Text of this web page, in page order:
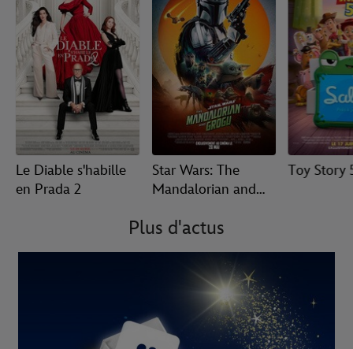
Le Diable s'habille
en Prada 2
Star Wars: The
Mandalorian and
Toy Story
Plus d'actus